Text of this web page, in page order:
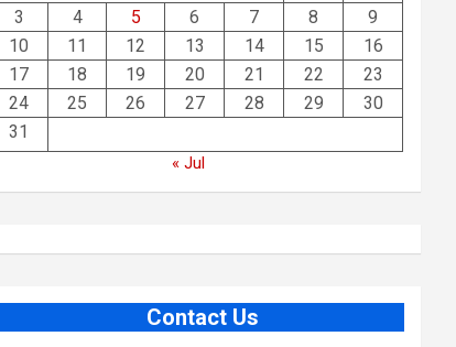
3
4 5 6 7 8
9
10
11 12 13 14 15
16
17
18 19 20 21 22
23
24
25 26 27 28 29
30
31
« Jul
Contact Us